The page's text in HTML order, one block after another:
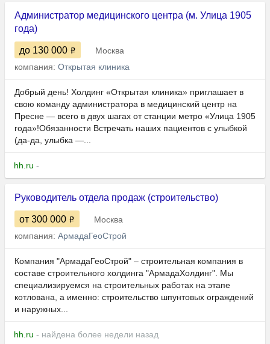
Администратор медицинского центра (м. Улица 1905
года)
до 130 000
Москва
компания: Открытая клиника
Добрый день! Холдинг «Открытая клиника» приглашает в
свою команду администратора в медицинский центр на
Пресне — всего в двух шагах от станции метро «Улица 1905
года»!Обязанности Встречать наших пациентов с улыбкой
(да-да, улыбка —...
hh.ru -
Руководитель отдела продаж (строительство)
от 300 000
Москва
компания: АрмадаГеоСтрой
Компания "АрмадаГеоСтрой" – строительная компания в
составе строительного холдинга "АрмадаХолдинг". Мы
специализируемся на строительных работах на этапе
котлована, а именно: строительство шпунтовых ограждений
и наружных...
hh.ru - найдена более недели назад